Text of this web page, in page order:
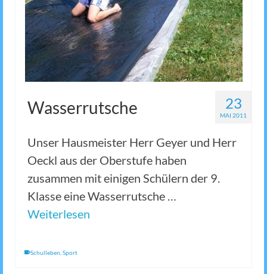
23
MAI 2011
Wasserrutsche
Unser Hausmeister Herr Geyer und Herr
Oeckl aus der Oberstufe haben
zusammen mit einigen Schülern der 9.
Klasse eine Wasserrutsche …
Weiterlesen
Schulleben Sport